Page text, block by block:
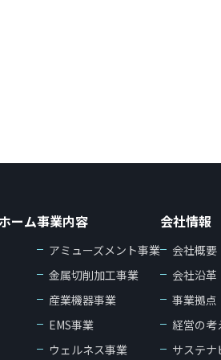
ーム事業内容
アミューズメント事業
金属切削加工事業
産業機器事業
EMS事業
ウェルネス事業
会社情報
会社概要
会社沿革
事業拠点
経営の考
サステナ